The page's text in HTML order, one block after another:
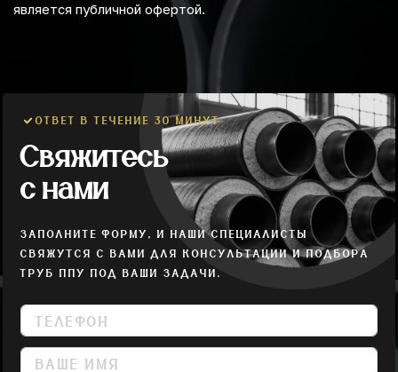
является публичной офертой.
ОТВЕТ В ТЕЧЕНИЕ 30 МИНУТ
Свяжитесь
с нами
ЗАПОЛНИТЕ ФОРМУ, И НАШИ СПЕЦИАЛИСТЫ
СВЯЖУТСЯ С ВАМИ ДЛЯ КОНСУЛЬТАЦИИ И ПОДБОРА
ТРУБ ППУ ПОД ВАШИ ЗАДАЧИ.